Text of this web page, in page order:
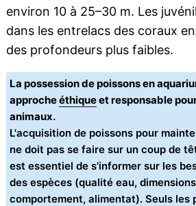
environ 10 à 25–30 m. Les
dans les entrelacs des coraux
des profondeurs plus faibles.
La possession de poissons en
approcheéthiqueet responsable
animaux.
L'acquisition de poissons pour
ne doit pas se faire sur un coup de
est essentiel de s'informer sur les
des espèces (qualité eau,
comportement, alimentat). Seuls les